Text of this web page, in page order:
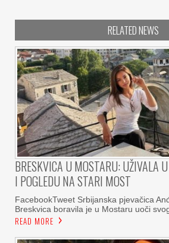
RELATED NEWS
BRESKVICA U MOSTARU: UŽIVALA
I POGLEDU NA STARI MOST
FacebookTweet Srbijanska pjevačica
Breskvica boravila je u Mostaru uoči
READ MORE